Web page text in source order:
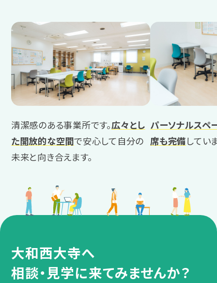
清潔感のある事業所です。広々とし
た開放的な空間で安心して自分の
未来と向き合えます。
パーソナルスペ
席も完備してい
大和西大寺へ
相談・見学に来てみませんか？